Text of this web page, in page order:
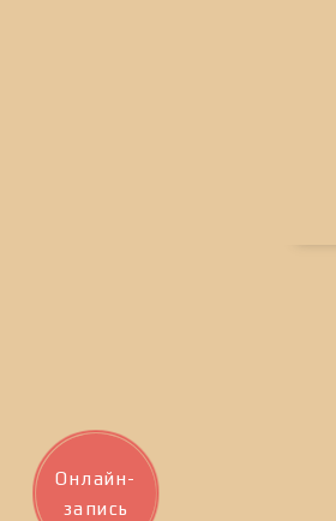
Онлайн-
запись